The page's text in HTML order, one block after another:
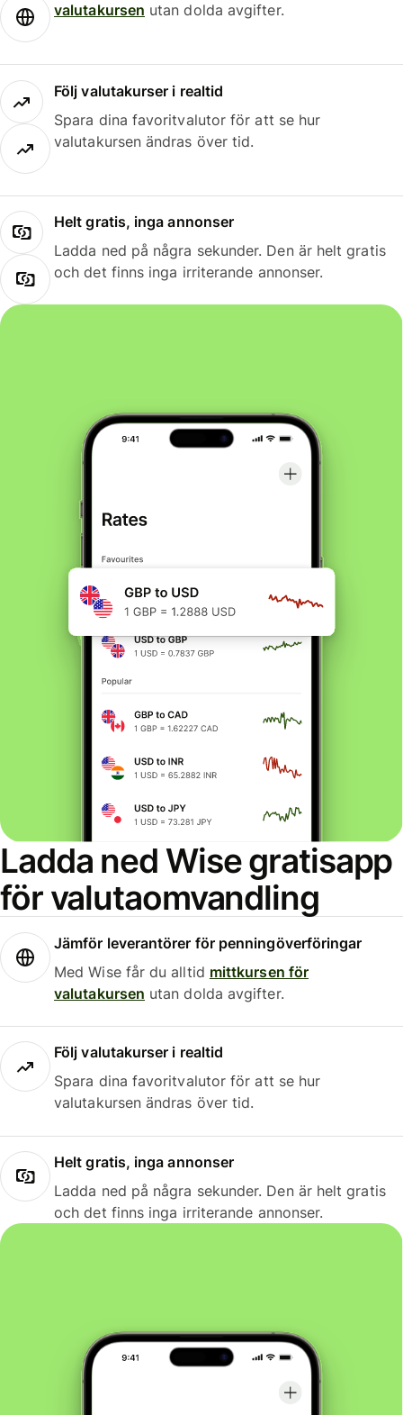
valutakursen utan dolda avgifter.
Följ valutakurser i realtid
Spara dina favoritvalutor för att se hur
valutakursen ändras över tid.
Helt gratis, inga annonser
Ladda ned på några sekunder. Den är helt gratis
och det finns inga irriterande annonser.
Ladda ned Wise gratisapp
för valutaomvandling
Jämför leverantörer för penningöverföringar
Med Wise får du alltid mittkursen för
valutakursen utan dolda avgifter.
Följ valutakurser i realtid
Spara dina favoritvalutor för att se hur
valutakursen ändras över tid.
Helt gratis, inga annonser
Ladda ned på några sekunder. Den är helt gratis
och det finns inga irriterande annonser.